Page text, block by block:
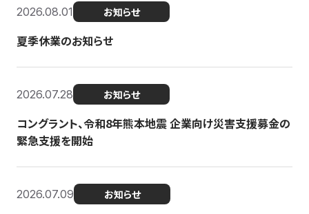
2026.08.01 お知らせ
夏季休業のお知らせ
2026.07.28 お知らせ
コングラント、令和8年熊本地震 企業向け災害支援募金の
緊急支援を開始
2026.07.09 お知らせ